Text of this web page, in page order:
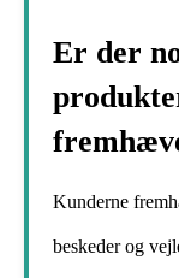
Er der
Kunderne
beskeder og